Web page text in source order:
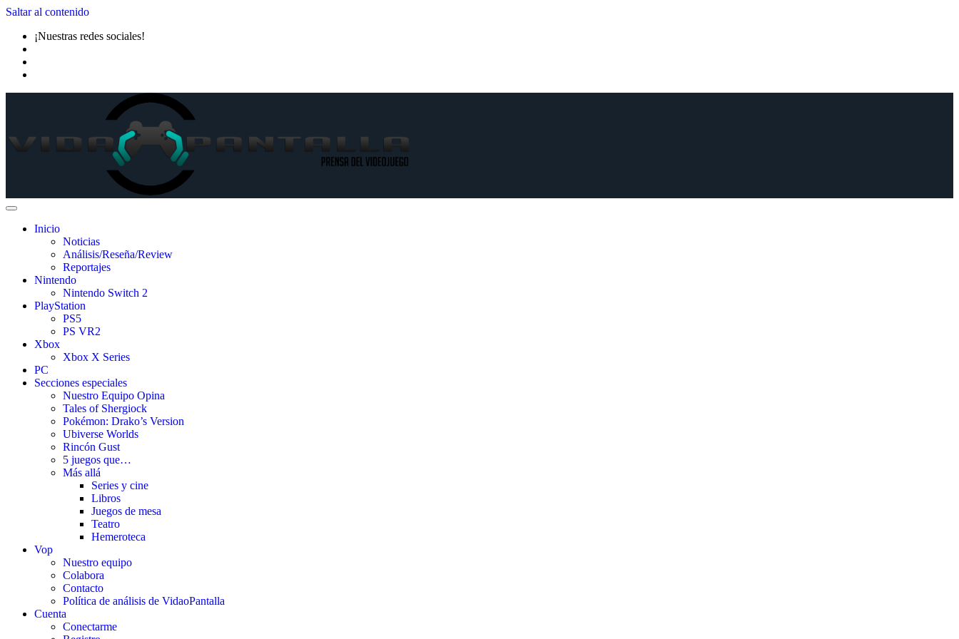
Saltar al contenido
¡Nuestras redes sociales!
Inicio
Noticias
Análisis/Reseña/Review
Reportajes
Nintendo
Nintendo Switch 2
PlayStation
PS5
PS VR2
Xbox
Xbox X Series
PC
Secciones especiales
Nuestro Equipo Opina
Tales of Shergiock
Pokémon: Drako’s Version
Ubiverse Worlds
Rincón Gust
5 juegos que…
Más allá
Series y cine
Libros
Juegos de mesa
Teatro
Hemeroteca
Vop
Nuestro equipo
Colabora
Contacto
Política de análisis de VidaoPantalla
Cuenta
Conectarme